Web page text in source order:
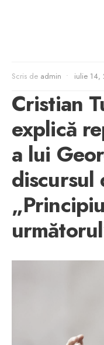
Scris de admin • iulie 14,
Cristian
explică
a lui
discursul